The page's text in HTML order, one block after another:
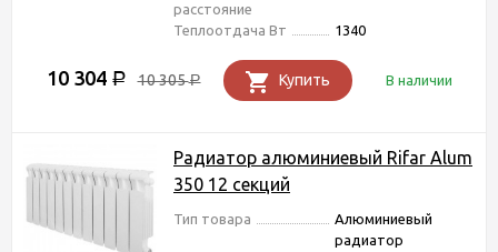
расстояние
Теплоотдача Вт 1340
10 304 Р 10 305Р Купить В наличии
Радиатор алюминиевый Rifar Alum
350 12 секций
Тип товара
Алюминиевый
радиатор